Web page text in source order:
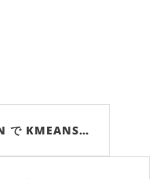
で KMEANS…